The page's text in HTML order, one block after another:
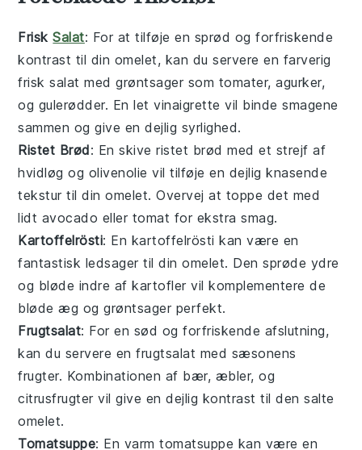
FriskSalat: For at tilføje en sprød og forfriskende
kontrast til din omelet, kan du servere en farverig
frisk salat medgrøntsager som tomater,agurker,
og gulerødder. En letvinaigrette vil binde smagene
sammen og give en dejlig syrlighed.
Ristet Brød: En skiveristet brød med et strejf af
hvidløg og olivenolie vil tilføje en dejlig knasende
tekstur til dinomelet. Overvej at toppe det med
lidt avocado eller tomat for ekstra smag.
Kartoffelrösti: En kartoffelrösti kan være en
fantastisk ledsager til dinomelet. Den sprøde ydre
og bløde indre afkartofler vil komplementere de
blødeæg oggrøntsager perfekt.
Frugtsalat: For en sød og forfriskende afslutning,
kan du servere enfrugtsalat med sæsonens
frugter. Kombinationen af bær, æbler, og
citrusfrugter vil give en dejlig kontrast til den salte
omelet.
Tomatsuppe: En varmtomatsuppe kan være en